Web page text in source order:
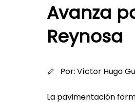
Avanza
Reynosa
Por: Víctor Hugo
La pavimentación